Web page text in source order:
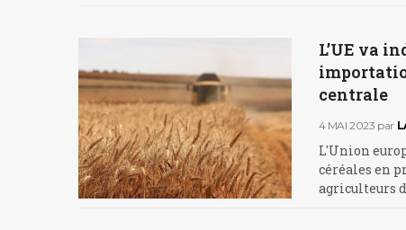
L’UE va
centrale
4 MAI 2023 par
L'Union
céréales en
agriculteurs